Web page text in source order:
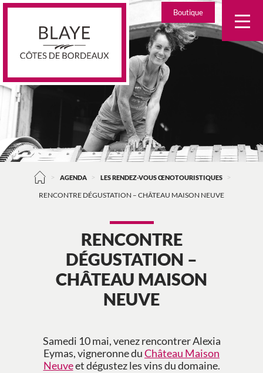
Skip
Boutique
> AGENDA > LES RENDEZ-VOUS ŒNOTOURISTIQUES >
RENCONTRE DÉGUSTATION – CHÂTEAU MAISON NEUVE
RENCONTRE
DÉGUSTATION –
CHÂTEAU MAISON
NEUVE
Samedi 10 mai, venez rencontrer Alexia
Eymas, vigneronne duChâteau Maison
Neuveet dégustez les vins du domaine.